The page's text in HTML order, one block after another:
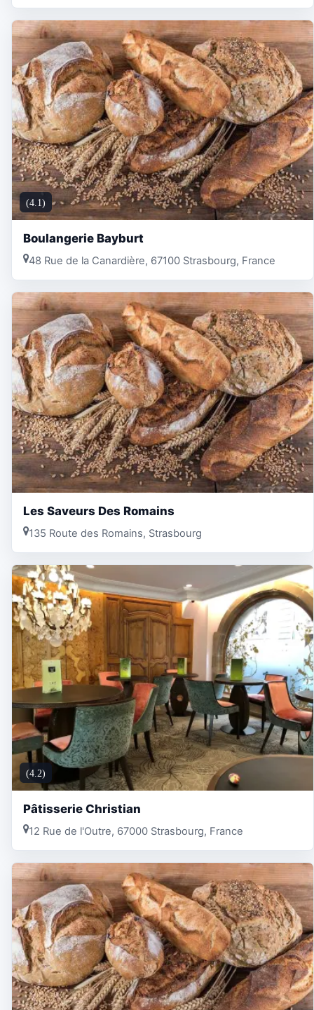
(4.1)
Boulangerie Bayburt
48 Rue de la Canardière, 67100 Strasbourg, France
Les Saveurs Des Romains
135 Route des Romains, Strasbourg
(4.2)
Pâtisserie Christian
12 Rue de l'Outre, 67000 Strasbourg, France